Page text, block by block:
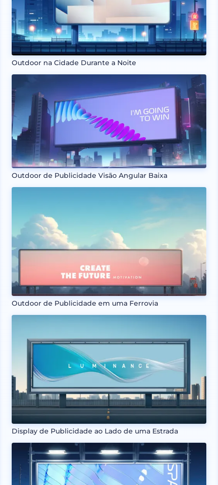
Outdoor na Cidade Durante a Noite
Outdoor de Publicidade Visão Angular Baixa
Outdoor de Publicidade em uma Ferrovia
Display de Publicidade ao Lado de uma Estrada